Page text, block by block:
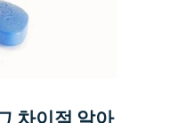
차이점 알아